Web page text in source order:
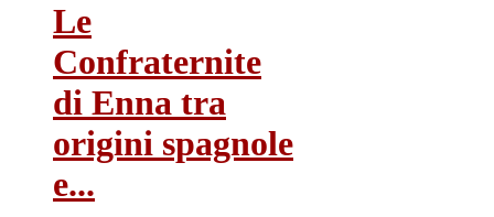
Le
Confraternite
di Enna tra
origini spagnole
e...